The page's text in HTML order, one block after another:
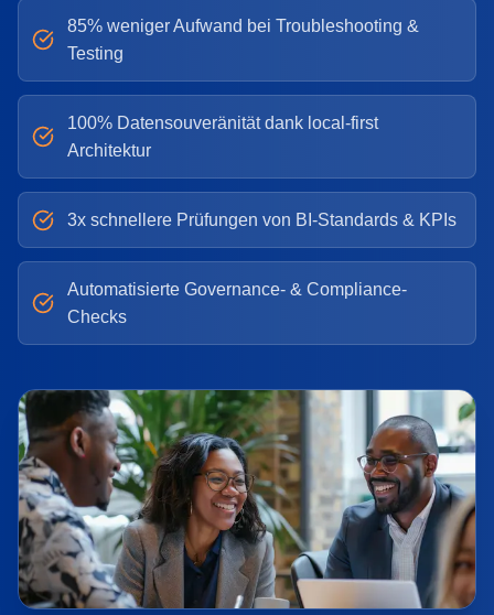
85% weniger Aufwand bei Troubleshooting &
Testing
100% Datensouveränität dank local-first
Architektur
3x schnellere Prüfungen von BI-Standards & KPIs
Automatisierte Governance- & Compliance-
Checks